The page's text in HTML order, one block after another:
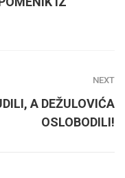
NEXT
A DEŽULOVIĆA
OSLOBODILI!